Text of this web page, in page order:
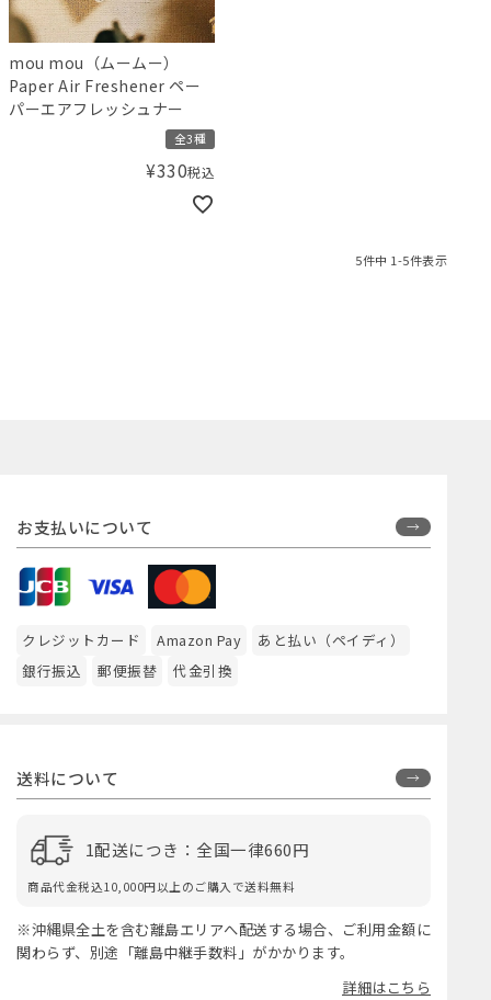
mou mou（ムームー）
Paper Air Freshener ペー
パーエアフレッシュナー
全3種
¥330税込
5件中 1-5件表示
お支払いについて
クレジットカード Amazon Pay
あと払い（ペイディ）
銀行振込
郵便振替 代金引換
送料について
1配送につき：全国一律660円
商品代金税込10,000円以上のご購入で送料無料
※沖縄県全土を含む離島エリアへ配送する場合、ご利用金額に
関わらず、別途「離島中継手数料」がかかります。
詳細はこちら